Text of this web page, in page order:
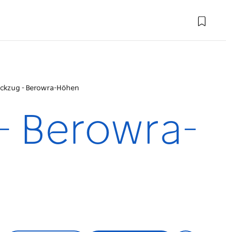
- Berowra-Höhen
Berowra-